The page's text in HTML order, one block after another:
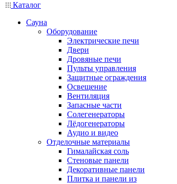
Каталог
Сауна
Оборудование
Электрические печи
Двери
Дровяные печи
Пульты управления
Защитные ограждения
Освещение
Вентиляция
Запасные части
Солегенераторы
Лёдогенераторы
Аудио и видео
Отделочные материалы
Гималайская соль
Стеновые панели
Декоративные панели
Плитка и панели из